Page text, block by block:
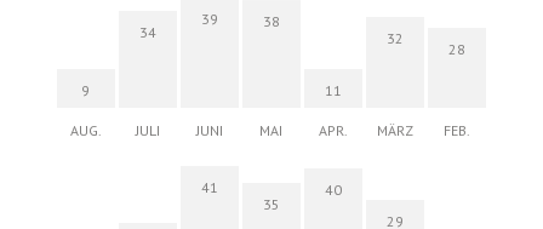
9
AUG.
34
JULI
39
JUNI
38
MAI
11
APR.
32
MÄRZ
28
FEB.
41
35
40
29